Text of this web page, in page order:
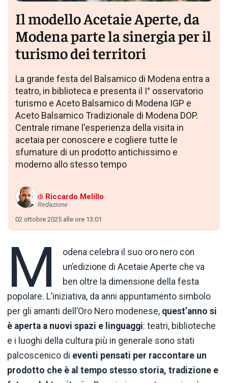
Il modello Acetaie Aperte, da
Modena parte la sinergia per il
turismo dei territori
La grande festa del Balsamico di Modena entra a
teatro, in biblioteca e presenta il I° osservatorio
turismo e Aceto Balsamico di Modena IGP e
Aceto Balsamico Tradizionale di Modena DOP.
Centrale rimane l'esperienza della visita in
acetaia per conoscere e cogliere tutte le
sfumature di un prodotto antichissimo e
moderno allo stesso tempo
di Riccardo Melillo
Redazione
02 ottobre 2025 alle ore 13:01
M
odena celebra il suo oro nero con
un’edizione di Acetaie Aperte che va
ben oltre la dimensione della festa
popolare. L’iniziativa, da anni appuntamento simbolo
per gli amanti dell’Oro Nero modenese, quest’anno si
è aperta a nuovi spazi e linguaggi: teatri, biblioteche
e i luoghi della cultura più in generale sono stati
palcoscenico di eventi pensati per raccontare un
prodotto che è al tempo stesso storia, tradizione e